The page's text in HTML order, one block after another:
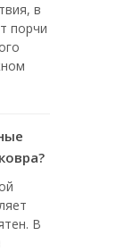
в
порчи
В